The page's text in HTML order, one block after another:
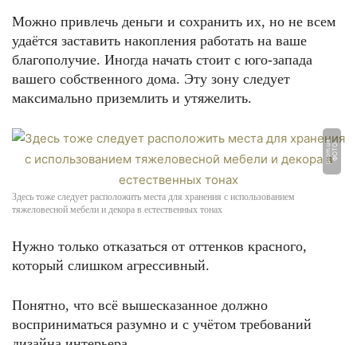
Можно привлечь деньги и сохранить их, но не всем
удаётся заставить накопления работать на ваше
благополучие. Иногда начать стоит с юго-запада
вашего собственного дома. Эту зону следует
максимально приземлить и утяжелить.
Ф
О
Т
О:
p
r
o
m.
u
a
Здесь тоже следует расположить места для хранения с использованием
тяжеловесной мебели и декора в естественных тонах
Нужно только отказаться от оттенков красного,
который слишком агрессивный.
Понятно, что всё вышесказанное должно
восприниматься разумно и с учётом требований